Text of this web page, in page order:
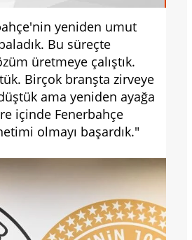
yeniden umut
Bu süreçte
üretmeye çalıştık.
Birçok branşta zirveye
ama yeniden ayağa
içinde Fenerbahçe
olmayı başardık."